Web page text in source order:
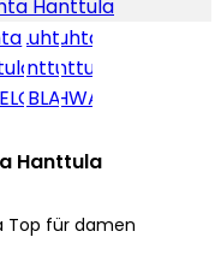
Hanttula
Top für damen